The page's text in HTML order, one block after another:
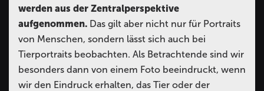
werden aus der Zentralperspektive
aufgenommen. Das gilt aber nicht nur für Portraits
von Menschen, sondern lässt sich auch bei
Tierportraits beobachten. Als Betrachtende sind wir
besonders dann von einem Foto beeindruckt, wenn
wir den Eindruck erhalten, das Tier oder der